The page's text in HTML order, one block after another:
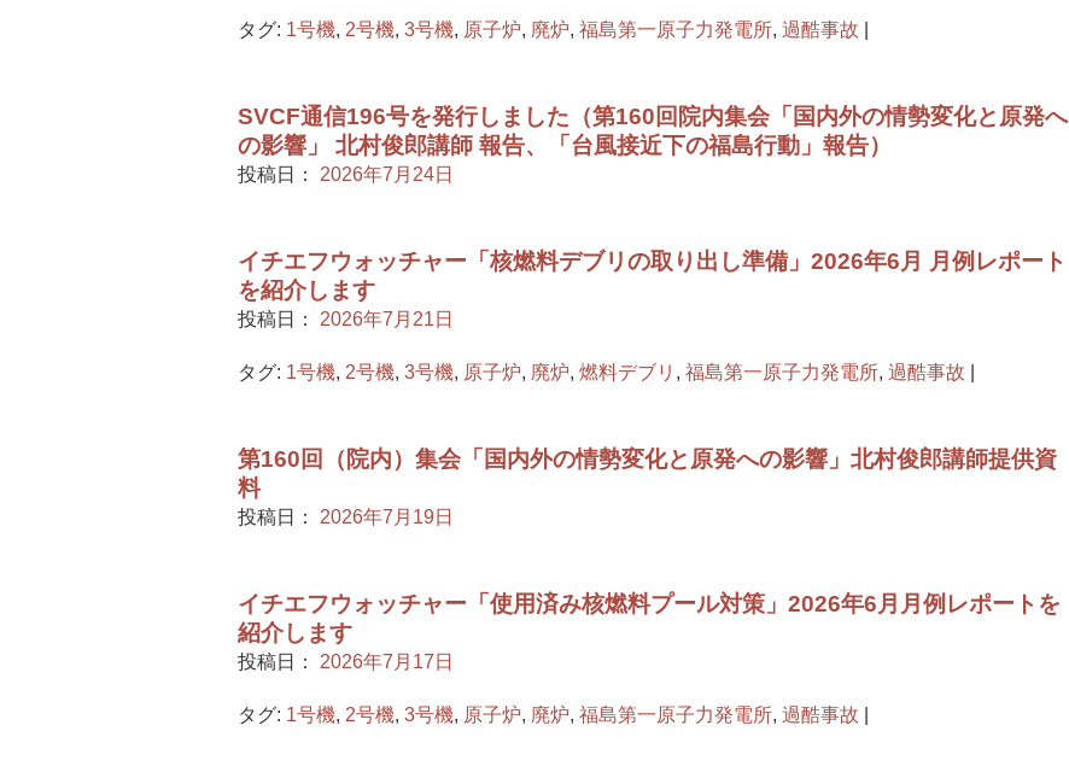
タグ: 1号機, 2号機, 3号機, 原子炉, 廃炉, 福島第一原子力発電所, 過酷事故
SVCF通信196号を発行しました（第160回院内集会「国内外の情勢変化と原発へ
の影響」 北村俊郎講師 報告、「台風接近下の福島行動」報告）
投稿日： 2026年7月24日
イチエフウォッチャー「核燃料デブリの取り出し準備」2026年6月 月例レポート
を紹介します
投稿日： 2026年7月21日
タグ: 1号機, 2号機, 3号機, 原子炉, 廃炉, 燃料デブリ , 福島第一原子力発電所, 過酷事故
第160回（院内）集会「国内外の情勢変化と原発への影響」北村俊郎講師提供資
料
投稿日： 2026年7月19日
イチエフウォッチャー「使用済み核燃料プール対策」2026年6月月例レポートを
紹介します
投稿日： 2026年7月17日
タグ: 1号機, 2号機, 3号機, 原子炉, 廃炉, 福島第一原子力発電所, 過酷事故